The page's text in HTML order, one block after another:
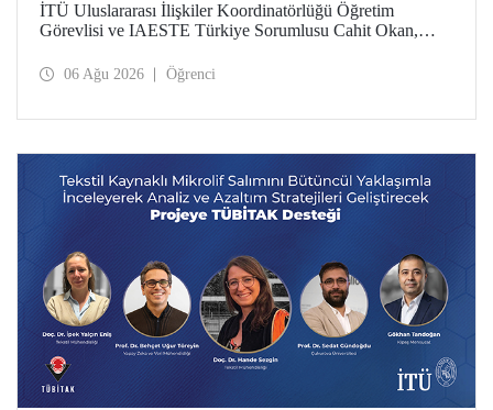
İTÜ Uluslararası İlişkiler Koordinatörlüğü Öğretim
Görevlisi ve IAESTE Türkiye Sorumlusu Cahit Okan,
Temmuz tarihlerinde ABD’de dünyanın önde gelen
06 Ağu 2026 Öğrenci